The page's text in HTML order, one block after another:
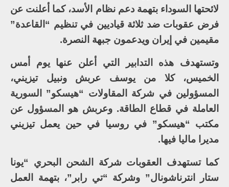
لائحتها السوداء بتهمة دعم نظام الأسد، كما أعلنت عن
فرض عقوبات ضد ثلاثة قياديين في تنظيم “القاعدة”
مقيمين في إيران ويدعمون جبهة النصرة.
وتستهدف هذه التدابير التي أعلن عنها يوم أمس
الخميس، كلا من يوسف عربش ونبيل تيزيني،
المسؤولين في شركة المقاولات “هيسكو” السورية
العاملة في قطاع الطاقة. وعربش هو المسؤول عن
مكتب “هيسكو” في روسيا في حين يعمل تيزيني
مديرا ماليا فيها.
كما تستهدف العقوبات شركة الشحن البحري “يونا
ستار انترناشونال” وشركة “تي رابر”، بتهمة العمل